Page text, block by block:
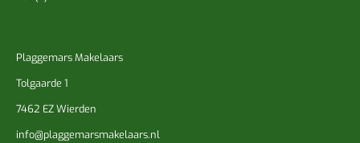
Plaggemars Makelaars
Tolgaarde 1
7462 EZ Wierden
info@plaggemarsmakelaars.nl